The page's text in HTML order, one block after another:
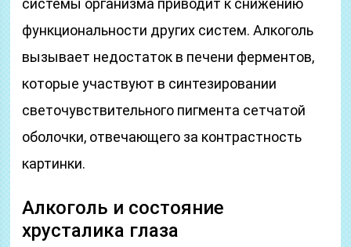
системы организма приводит к снижению
функциональности других систем. Алкоголь
вызывает недостаток в печени ферментов,
которые участвуют в синтезировании
светочувствительного пигмента сетчатой
оболочки, отвечающего за контрастность
картинки.
Алкоголь и состояние
хрусталика глаза